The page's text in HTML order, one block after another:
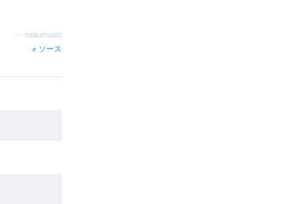
neaumusic
ソース